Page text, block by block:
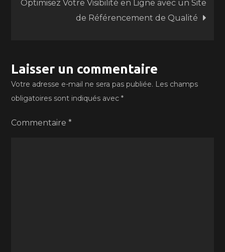
l’article
Optimisez Votre Visibilité en Ligne avec un Site
de Référencement de Qualité
Laisser un commentaire
Votre adresse e-mail ne sera pas publiée. Les champs
obligatoires sont indiqués avec*
Commentaire*